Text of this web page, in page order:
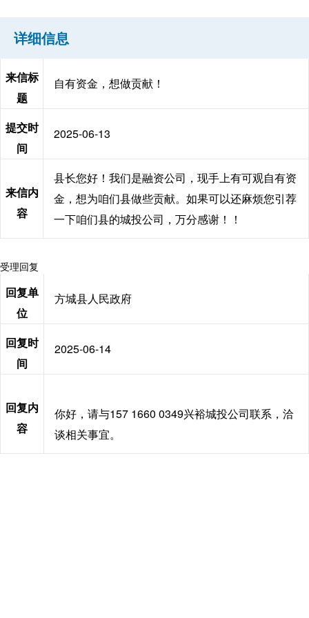
详细信息
来信标
题
自有资金，想做贡献！
提交时
间
2025-06-13
来信内
容
县长您好！我们是融资公司，现手上有可观自有资
金，想为咱们县做些贡献。如果可以还麻烦您引荐
一下咱们县的城投公司，万分感谢！！
受理回复
回复单
位
方城县人民政府
回复时
间
2025-06-14
回复内
容
你好，请与157 1660 0349兴裕城投公司联系，洽
谈相关事宜。